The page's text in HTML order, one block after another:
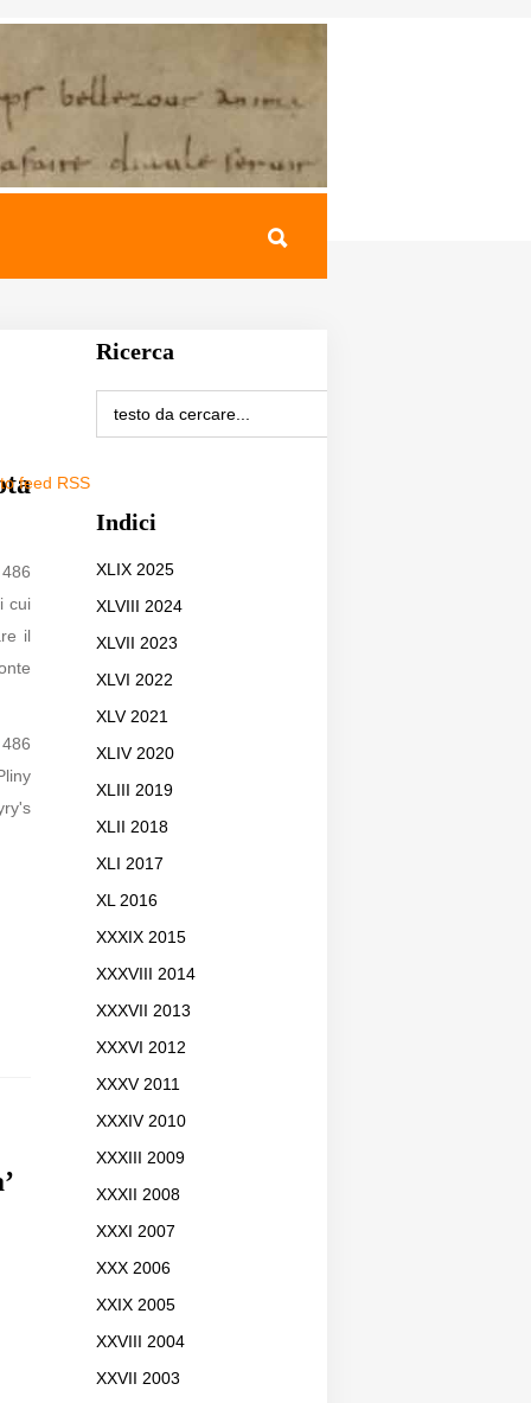
feed RSS
cui
il
Ricerca
Indici
XLIX 2025
XLVIII 2024
XLVII 2023
XLVI 2022
XLV 2021
XLIV 2020
XLIII 2019
XLII 2018
XLI 2017
XL 2016
XXXIX 2015
XXXVIII 2014
XXXVII 2013
XXXVI 2012
XXXV 2011
XXXIV 2010
XXXIII 2009
XXXII 2008
XXXI 2007
XXX 2006
XXIX 2005
XXVIII 2004
XXVII 2003